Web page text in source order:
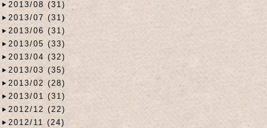
2013/08 (31)
2013/07 (31)
2013/06 (31)
2013/05 (33)
2013/04 (32)
2013/03 (35)
2013/02 (28)
2013/01 (31)
2012/12 (22)
2012/11 (24)